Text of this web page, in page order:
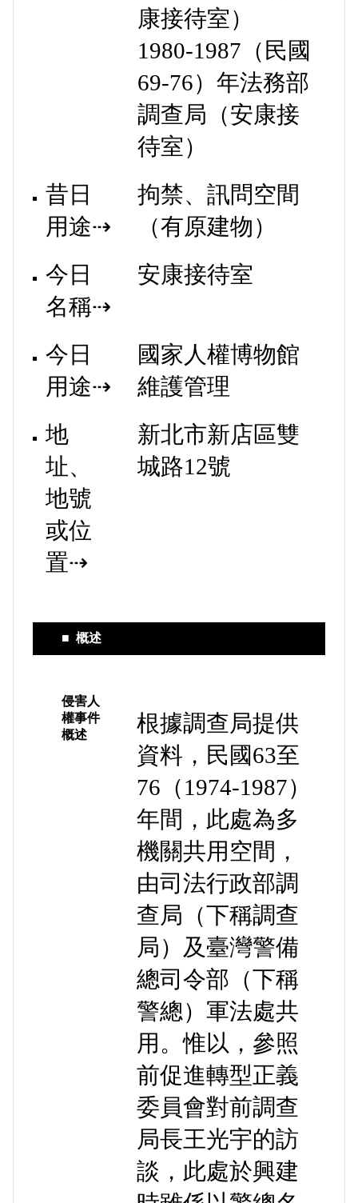
康接待室）
1980-1987 （ 民國
69-76）年法務部
調查局（安康接
待室）
昔日
用途⇢
拘禁、訊問空間
（有原建物）
今日
名稱⇢
安康接待室
今日
用途⇢
國家人權博物館
維護管理
地
址、
地號
或位
置⇢
新北市新店區雙
城路12號
■ 概述
侵害人
權事件
概述
根據調查局提供
資料，民國63至
76（1974-1987）
年間，此處為多
機關共用空間，
由司法行政部調
查局（下稱調查
局）及臺灣警備
總司令部（下稱
警總）軍法處共
用。惟以，參照
前促進轉型正義
委員會對前調查
局長王光宇的訪
談，此處於興建